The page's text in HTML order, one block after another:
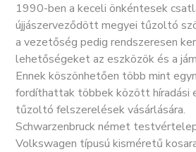
1990-ben a keceli önkéntesek
újjászerveződött megyei tűzoltó
a vezetőség pedig rendszeresen
lehetőségeket az eszközök és a
Ennek köszönhetően több mint
fordíthattak többek között híradási
tűzoltó felszerelések vásárlására.
Schwarzenbruck német
Volkswagen típusú kisméretű